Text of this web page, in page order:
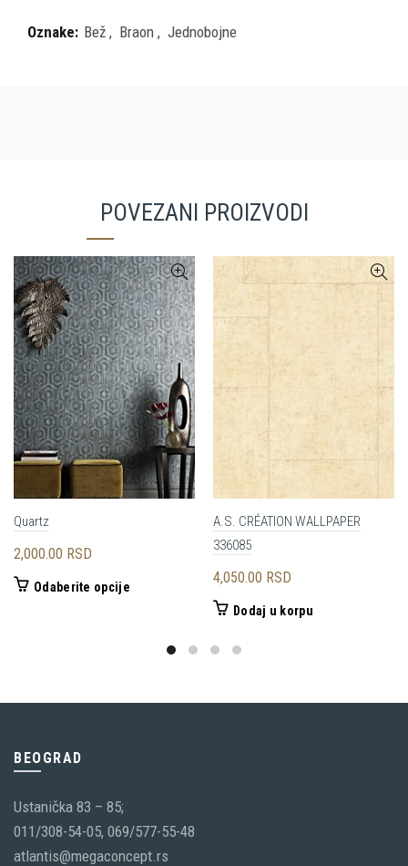
Oznake: Bež , Braon , Jednobojne
POVEZANI PROIZVODI
Quartz
2,000.00 RSD
Odaberite opcijeOvaj
Opcije
stranici
proizvoda.
A.S. CRÉATION WALLPAPER
336085
4,050.00 RSD
Dodaj u korpu
BEOGRAD
Ustanička 83 – 85;
011/308-54-05, 069/577-55-48
atlantis@megaconcept.rs